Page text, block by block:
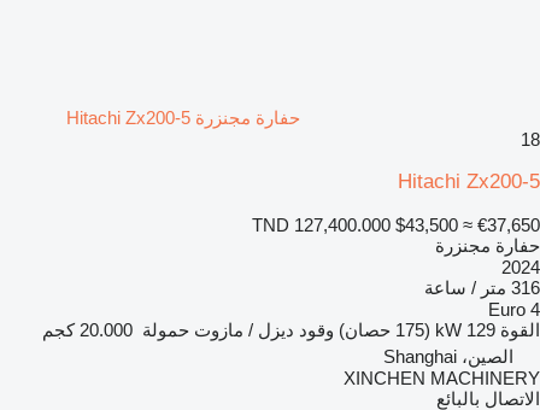
حفارة مجنزرة Hitachi Zx200-5
18
Hitachi Zx200-5
TND 127,400.000 $43,500 ≈ €37,650
حفارة مجنزرة
2024
316 متر / ساعة
Euro 4
القوة 129 kW (175 حصان) وقود ديزل / مازوت حمولة 20.000 كجم
الصين، Shanghai
XINCHEN MACHINERY
الاتصال بالبائع